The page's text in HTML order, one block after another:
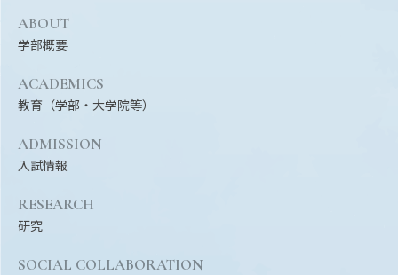
〒514-8507
ABOUT
学部概要
ACADEMICS
教育（学部・大学院等）
ADMISSION
入試情報
RESEARCH
研究
SOCIAL COLLABORATION